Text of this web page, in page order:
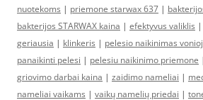
nuotekoms | priemone starwax 637 |
bakterijos STARWAX kaina | efektyvus valiklis |
geriausia | klinkeris | pelesio naikinimas
panaikinti pelesi | pelesiu naikinimo priemone
griovimo darbai kaina | zaidimo nameliai |
nameliai vaikams | vaikų namelių priedai |